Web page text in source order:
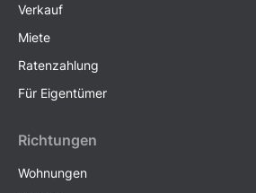
Verkauf
Miete
Ratenzahlung
Für Eigentümer
Richtungen
Wohnungen